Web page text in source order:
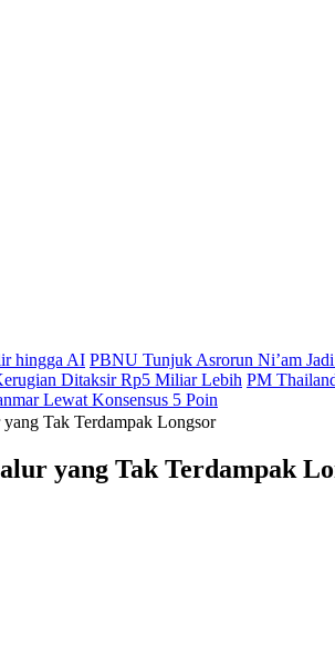
hingga AI PBNU Tunjuk Asrorun Ni’am
Ditaksir Rp5 Miliar Lebih PM
Lewat Konsensus 5 Poin
Tak Terdampak Longsor
yang Tak Terdampak